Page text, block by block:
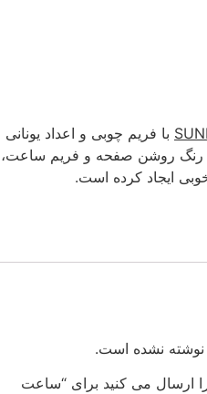
با فریم چوبی و اعداد یونانی
رنگ روشن صفحه و فریم ساعت،
ایجاد کرده است.
نوشته نشده است.
ارسال می کنید برای “ساعت